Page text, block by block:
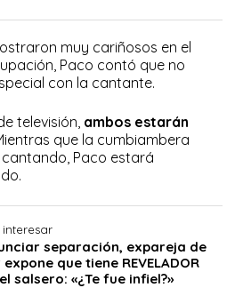
muy cariñosos en el
Paco contó que no
con la cantante.
televisión, ambos estarán
que la cumbiambera
Paco estará
interesar
separación, expareja de
que tiene REVELADOR
salsero: «¿Te fue infiel?»